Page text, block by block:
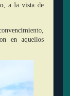
a la vista de
en aquellos